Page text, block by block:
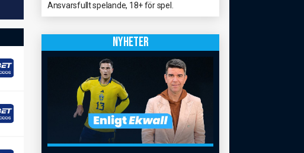
Ansvarsfullt spelande, 18+ för spel.
NYHETER